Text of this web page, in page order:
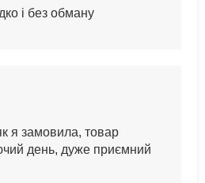
і без обману
я замовила, товар
день, дуже приємний